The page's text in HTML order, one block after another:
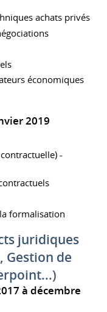
achats privés
économiques
2019
-
formalisation
juridiques
Gestion de
à décembre